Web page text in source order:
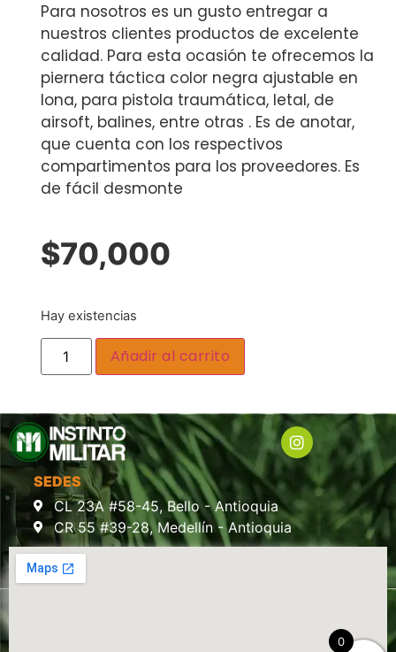
Para nosotros es un gusto entregar a
nuestros clientes productos de excelente
calidad. Para esta ocasión te ofrecemos la
piernera táctica color negra ajustable en
lona, para pistola traumática, letal, de
airsoft, balines, entre otras . Es de anotar,
que cuenta con los respectivos
compartimentos para los proveedores. Es
de fácil desmonte
$70,000
Hay existencias
Añadir al carrito
SEDES
CL 23A #58-45, Bello - Antioquia
CR 55 #39-28, Medellín - Antioquia
0